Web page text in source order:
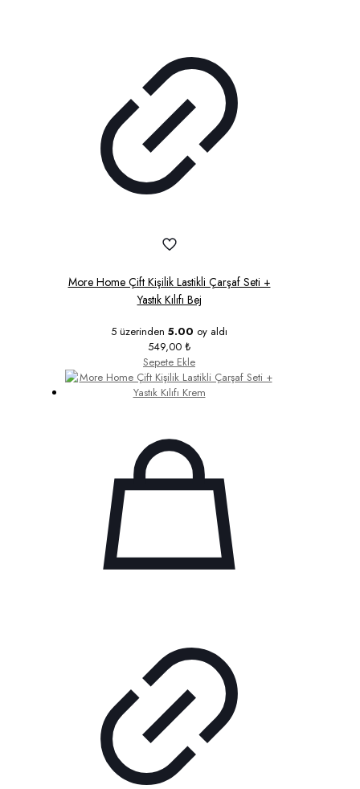
More Home Çift Kişilik Lastikli Çarşaf Seti +
Yastık Kılıfı Bej
5 üzerinden 5.00 oy aldı
549,00 ₺
Sepete Ekle